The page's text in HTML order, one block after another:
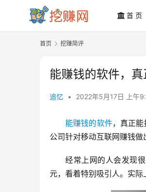
首 页
首页 挖赚简评
能赚钱的软件，
追忆 • 2022年5月17日 上午
能赚钱的软件，真正
公司针对移动互联网赚钱
经常上网的人会发现
元，看着特别吸引人。实际